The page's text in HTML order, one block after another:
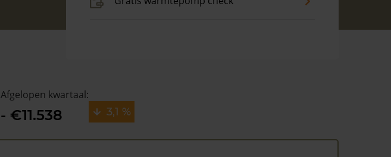
Afgelopen kwartaal:
- €11.538 3,1 %